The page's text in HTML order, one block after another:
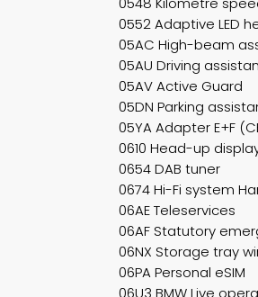
0552 Adaptive LED
05AC High-beam
05AU Driving
05AV Active Guard
05DN Parking
05YA Adapter E+F
0610 Head-up
0654 DAB tuner
0674 Hi-Fi system
06AE Teleservices
06AF Statutory
06NX Storage tray
06PA Personal eSIM